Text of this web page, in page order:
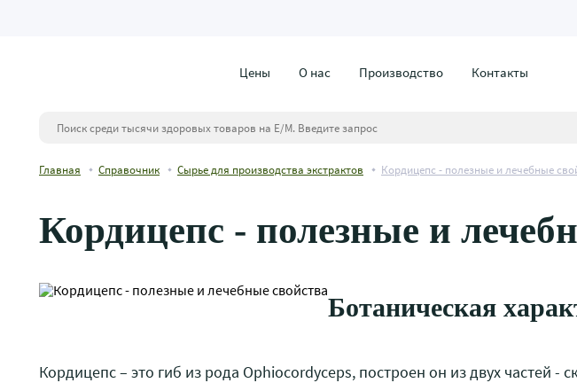
Цены О нас Производство Контакты
Главная Справочник Сырье для производства экстрактов Кордицепс - полезные и лечебные
Кордицепс - полезные и
Ботаническая
Кордицепс – это гиб из рода Ophiocordyceps, построен он из двух частей -